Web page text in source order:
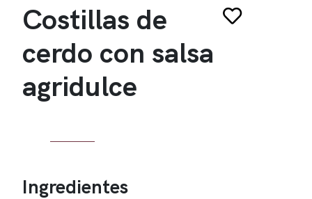
Costillas de
cerdo con salsa
agridulce
Ingredientes